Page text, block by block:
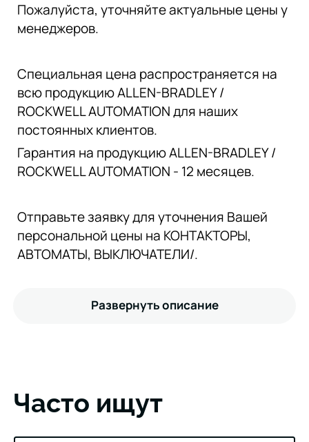
Пожалуйста, уточняйте актуальные цены у
менеджеров.
Специальная цена распространяется на
всю продукцию ALLEN-BRADLEY /
ROCKWELL AUTOMATION для наших
постоянных клиентов.
Гарантия на продукцию ALLEN-BRADLEY /
ROCKWELL AUTOMATION - 12 месяцев.
Отправьте заявку для уточнения Вашей
персональной цены на КОНТАКТОРЫ,
АВТОМАТЫ, ВЫКЛЮЧАТЕЛИ/.
Развернуть описание
Часто ищут